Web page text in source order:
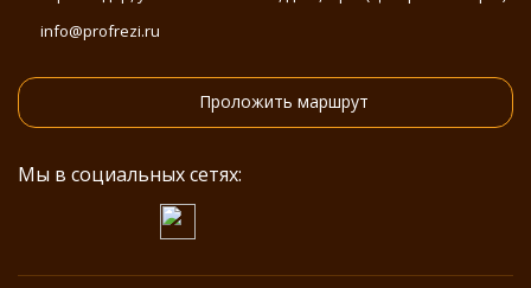
info@profrezi.ru
Проложить маршрут
Мы в социальных сетях: